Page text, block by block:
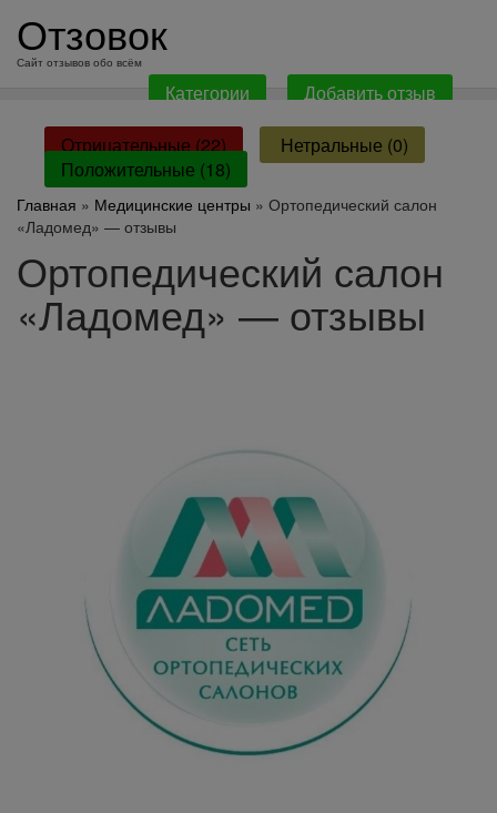
содержанию
Отзовок
Сайт отзывов обо всём
Категории Добавить отзыв
Отрицательные (22)
Нетральные (0)
Положительные (18)
Главная » Медицинские центры » Ортопедический салон
«Ладомед» — отзывы
Ортопедический салон
«Ладомед» — отзывы